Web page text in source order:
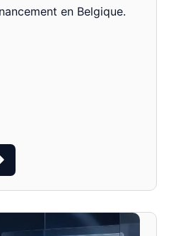
en Belgique.